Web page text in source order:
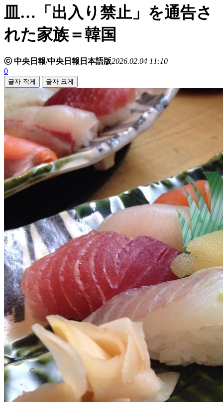
皿…「出入り禁止」を通告さ
れた家族＝韓国
ⓒ 中央日報/中央日報日本語版2026.02.04 11:10
0
글자 작게 글자 크게